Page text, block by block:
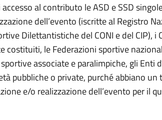
al contributo le ASD e SSD
dell’evento (iscritte al Registro
Dilettantistiche del CONI e del CIP), i
costituiti, le Federazioni sportive
associate e paralimpiche, gli Enti
pubbliche o private, purché abbiano un
e/o realizzazione dell’evento per il